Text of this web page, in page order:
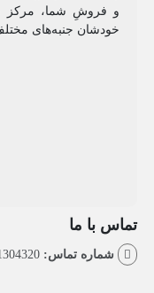
شما، مرکز ملک هیچ
جنبه‌های مختلف امنیتی
ما
تماس: 02191304320